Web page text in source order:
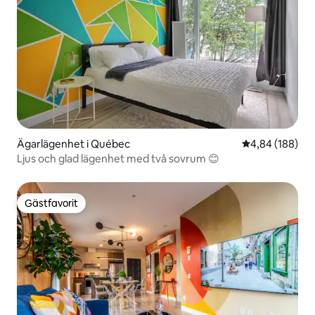
Ägarlägenhet i Québec 4,84 av 5 i
4,84 (188)
Ljus och glad lägenhet med två sovrum 😊
Gästfavorit
Gästfavorit